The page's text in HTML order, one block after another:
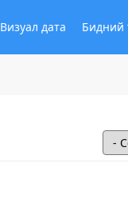
Визуал дата Бидний